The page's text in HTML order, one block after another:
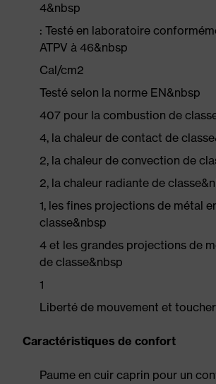
4&nbsp
: Testé en laboratoire
ATPV à 46&nbsp
Cal/cm2
Testé selon la norme EN&nbsp
407 pour la combustion de
4, la chaleur de contact de
2, la chaleur de convection de
2, la chaleur radiante de
1, les fines projections de métal
classe&nbsp
4 et les grandes projections de
de classe&nbsp
1
Liberté de mouvement et
Caractéristiques de confort
Paume en cuir caprin pour un